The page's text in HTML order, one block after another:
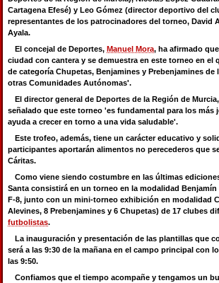
Cartagena Efesé) y Leo Gómez (director deportivo del
representantes de los patrocinadores del torneo, David
Ayala.
El concejal de Deportes, Manuel Mora, ha afirmado
ciudad con cantera y se demuestra en este torneo en el
de categoría Chupetas, Benjamines y Prebenjamines de
otras Comunidades Autónomas'.
El director general de Deportes de la Región de Murcia,
señalado que este torneo 'es fundamental para los más
ayuda a crecer en torno a una vida saludable'.
Este trofeo, además, tiene un carácter educativo y
participantes aportarán alimentos no perecederos que
Cáritas.
Como viene siendo costumbre en las últimas
Santa consistirá en un torneo en la modalidad Benjamín
F-8, junto con un mini-torneo exhibición en modalidad
Alevines, 8 Prebenjamines y 6 Chupetas) de 17 clubes
futbolistas.
La inauguración y presentación de las plantillas que
será a las 9:30 de la mañana en el campo principal con
las 9:50.
Confiamos que el tiempo acompañe y tengamos un